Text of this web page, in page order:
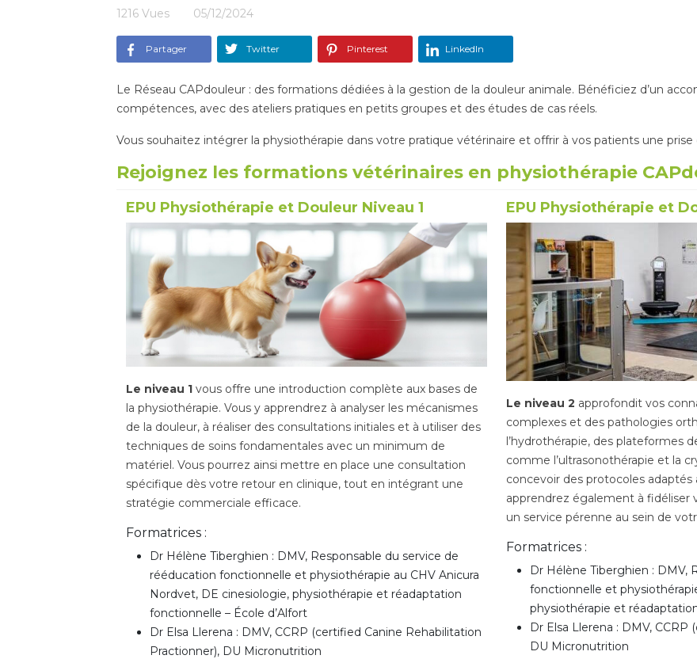
1216 Vues 05/12/2024
Partager Twitter Pinterest LinkedIn
Le Réseau CAPdouleur : des formations dédiées à la gestion de la douleur animale. Bénéficiez d’un
compétences, avec des ateliers pratiques en petits groupes et des études de cas réels.
Vous souhaitez intégrer la physiothérapie dans votre pratique vétérinaire et offrir à vos patients une
Rejoignez les formations vétérinaires en physiothérapie
EPU Physiothérapie et Douleur Niveau 1
Le niveau 1 vous offre une introduction complète aux bases de
la physiothérapie. Vous y apprendrez à analyser les mécanismes
de la douleur, à réaliser des consultations initiales et à utiliser des
techniques de soins fondamentales avec un minimum de
matériel. Vous pourrez ainsi mettre en place une consultation
spécifique dès votre retour en clinique, tout en intégrant une
stratégie commerciale efficace.
Formatrices :
Dr Hélène Tiberghien : DMV, Responsable du service de
rééducation fonctionnelle et physiothérapie au CHV Anicura
Nordvet, DE cinesiologie, physiothérapie et réadaptation
fonctionnelle – École d’Alfort
Dr Elsa Llerena : DMV, CCRP (certified Canine Rehabilitation
Practionner), DU Micronutrition
EPU Physiothérapie et
Le niveau 2 approfondit vos
complexes et des pathologies
l’hydrothérapie, des plateformes
comme l’ultrasonothérapie et la
concevoir des protocoles adaptés
apprendrez également à fidéliser
un service pérenne au sein de
Formatrices :
Dr Hélène Tiberghien : DMV,
fonctionnelle et
physiothérapie et
Dr Elsa Llerena : DMV,
DU Micronutrition